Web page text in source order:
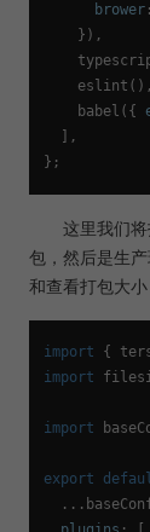
brower
    }),
eslint (),
babel ({
  ],
这里我们将
包，然后是生
和查看打包大小
import {
import
import
export